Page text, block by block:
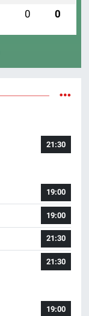
0 0
21:30
19:00
19:00
21:30
21:30
19:00